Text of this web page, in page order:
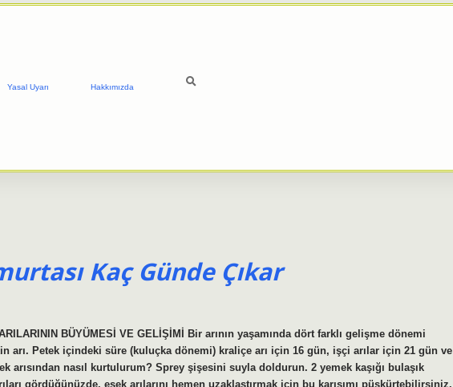
Yasal Uyarı Hakkımızda
Kaç Günde Çıkar
BÜYÜMESİ VE GELİŞİMİ Bir arının yaşamında dört farklı gelişme dönemi
arı. Petek içindeki süre (kuluçka dönemi) kraliçe arı için 16 gün, işçi arılar için 21 gün ve
arısından nasıl kurtulurum? Sprey şişesini suyla doldurun. 2 yemek kaşığı bulaşık
gördüğünüzde, eşek arılarını hemen uzaklaştırmak için bu karışımı püskürtebilirsiniz.